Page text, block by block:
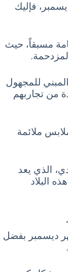
فإليك
مسبقاً، حيث
للمجهول
من تجاربهم
ملائمة
الذي يعد
البلاد
ديسمبر بفضل